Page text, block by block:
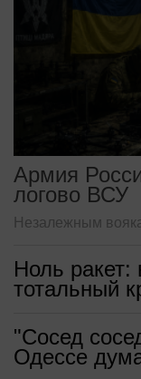
Армия
логово ВСУ
Незалежным
Ноль
тотальный
"Сосед
Одессе